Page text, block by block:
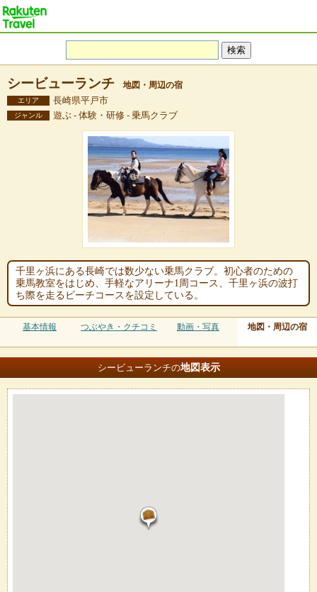
シービューランチ 地図・周辺の宿
エリア 長崎県平戸市
ジャンル 遊ぶ - 体験・研修 - 乗馬クラブ
千里ヶ浜にある長崎では数少ない乗馬クラブ。初心者のための
乗馬教室をはじめ、手軽なアリーナ1周コース、千里ヶ浜の波打
ち際を走るビーチコースを設定している。
基本情報 つぶやき・クチコミ 動画・写真 地図・周辺の宿
シービューランチの地図表示